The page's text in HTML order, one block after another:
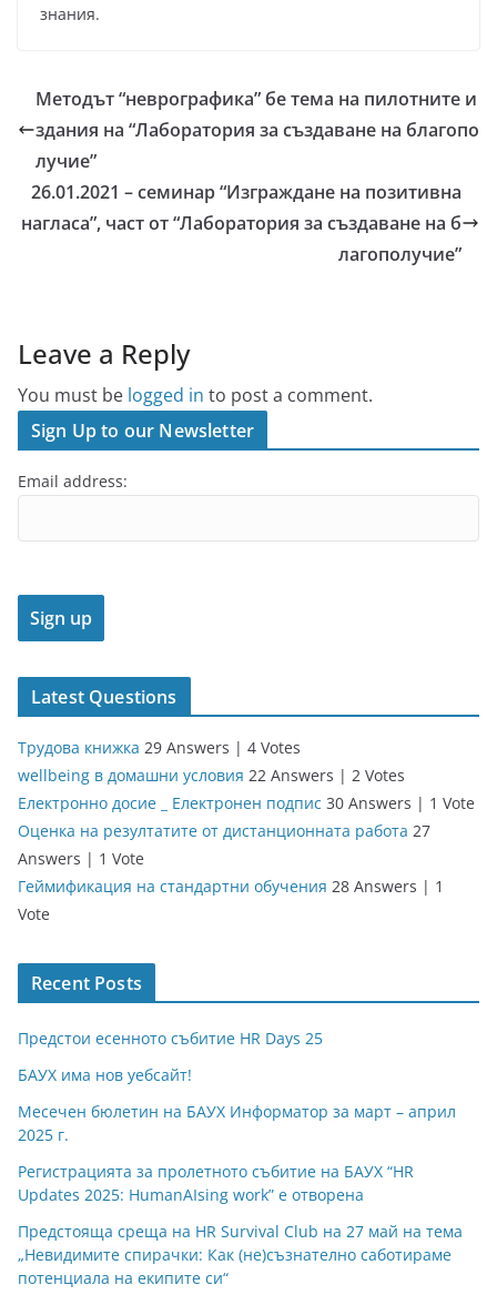
знания.
Методът “неврографика” бе тема на пилотните и
здания на “Лаборатория за създаване на благопо
лучие”
26.01.2021 – семинар “Изграждане на позитивна
нагласа”, част от “Лаборатория за създаване на б
лагополучие”
Leave a Reply
You must be logged in to post a comment.
Sign Up to our Newsletter
Email address:
Latest Questions
Трудова книжка 29 Answers | 4 Votes
wellbeing в домашни условия 22 Answers | 2 Votes
Електронно досие _ Електронен подпис 30 Answers | 1 Vote
Оценка на резултатите от дистанционната работа 27
Answers | 1 Vote
Геймификация на стандартни обучения 28 Answers | 1
Vote
Recent Posts
Предстои есенното събитие HR Days 25
БАУХ има нов уебсайт!
Месечен бюлетин на БАУХ Информатор за март – април
2025 г.
Регистрацията за пролетното събитие на БАУХ “HR
Updates 2025: HumanAIsing work” е отворена
Предстояща среща на HR Survival Club на 27 май на тема
„Невидимите спирачки: Как (не)съзнателно саботираме
потенциала на екипите си“